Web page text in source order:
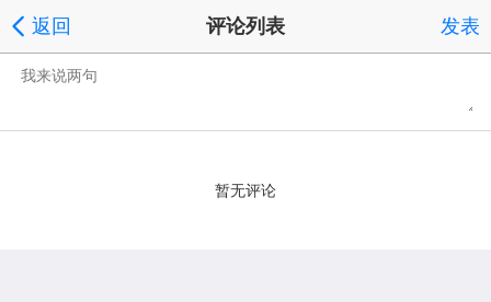
返回 评论列表 发表
暂无评论